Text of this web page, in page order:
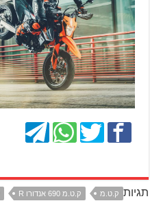
תגיות ק.ט.מ ק.ט.מ 690 אנדורו R